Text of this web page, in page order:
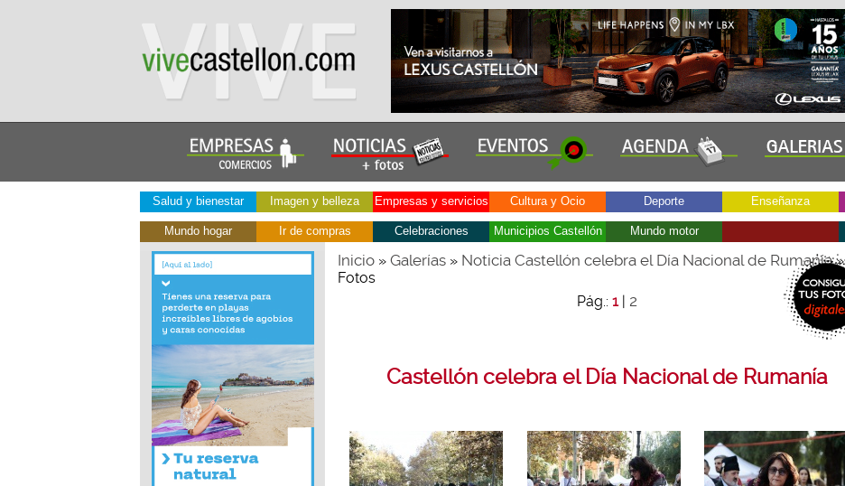
Salud y bienestar Imagen y belleza Empresas y servicios Cultura y Ocio Deporte Enseñanza
Mundo hogar Ir de compras Celebraciones Municipios Castellón Mundo motor
Inicio» Galerías» Noticia Castellón celebra el Día Nacional de Rumanía»
Fotos
Pág.: 1| 2
Castellón celebra el Día Nacional de Rumanía